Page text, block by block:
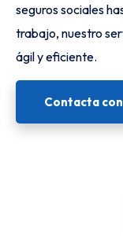
seguros sociales
trabajo, nuestro
ágil y eficiente.
Contacta